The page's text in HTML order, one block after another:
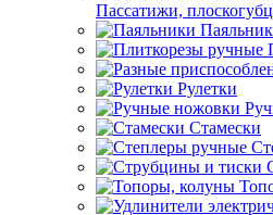
Пассатижи,
Рулетки
Стамески